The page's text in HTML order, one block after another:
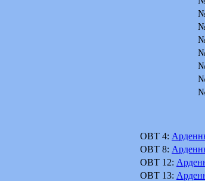
OBT 4:
OBT 8:
OBT 12:
OBT 13: